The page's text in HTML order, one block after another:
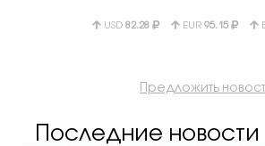
USD 82.28 EUR 95.15
Предложить
Последние новости